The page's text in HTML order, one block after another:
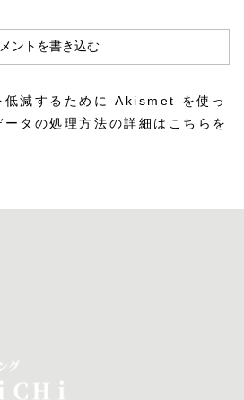
ントを書き込む
低減するために Akismet を使っ
ータの処理方法の詳細はこちらを